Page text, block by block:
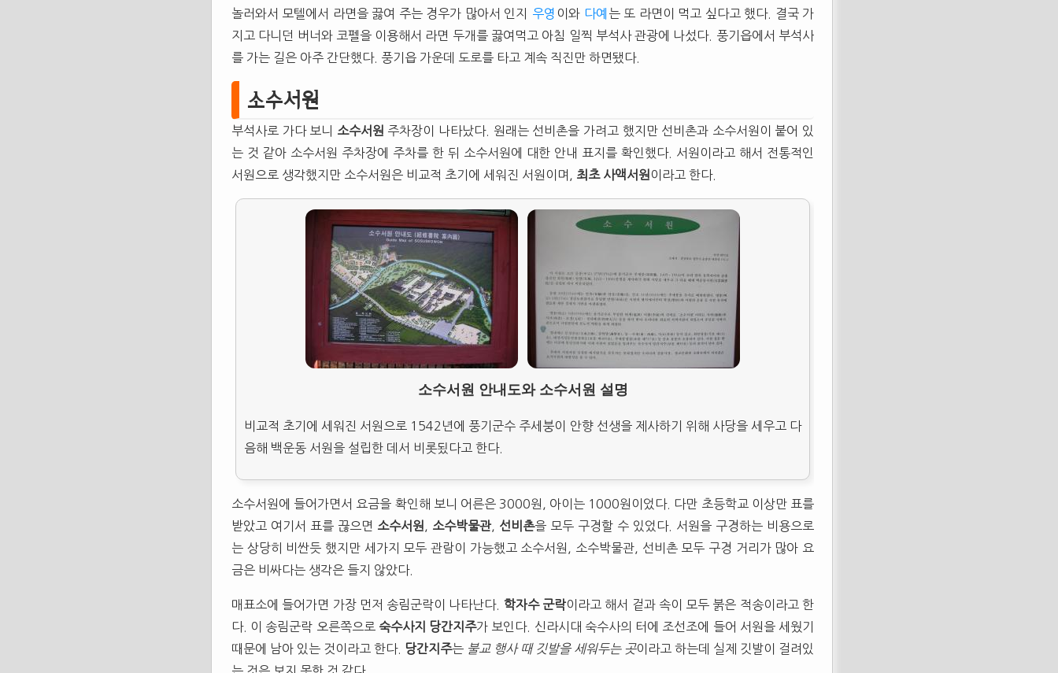
놀러와서 모텔에서 라면을 끓여 주는 경우가 많아서 인지 우영 이와 다예 는 또 라면이 먹고 싶다고 했다. 결국 가
지고 다니던 버너와 코펠을 이용해서 라면 두개를 끓여먹고 아침 일찍 부석사 관광에 나섰다. 풍기읍에서 부석사
를 가는 길은 아주 간단했다. 풍기읍 가운데 도로를 타고 계속 직진만 하면됐다.
소수서원
부석사로 가다 보니 소수서원 주차장이 나타났다. 원래는 선비촌을 가려고 했지만 선비촌과 소수서원이 붙어 있
는 것 같아 소수서원 주차장에 주차를 한 뒤 소수서원에 대한 안내 표지를 확인했다. 서원이라고 해서 전통적인
서원으로 생각했지만 소수서원은 비교적 초기에 세워진 서원이며, 최초 사액서원 이라고 한다.
소수서원 안내도와 소수서원 설명
비교적 초기에 세워진 서원으로 1542년에 풍기군수 주세붕이 안향 선생을 제사하기 위해 사당을 세우고 다
음해 백운동 서원을 설립한 데서 비롯됬다고 한다.
소수서원에 들어가면서 요금을 확인해 보니 어른은 3000원, 아이는 1000원이었다. 다만 초등학교 이상만 표를
받았고 여기서 표를 끊으면 소수서원 소수박물관, 선비촌을 모두 구경할 수 있었다. 서원을 구경하는 비용으로
는 상당히 비싼듯 했지만 세가지 모두 관람이 가능했고 소수서원, 소수박물관, 선비촌 모두 구경 거리가 많아 요
금은 비싸다는 생각은 들지 않았다.
매표소에 들어가면 가장 먼저 송림군락이 나타난다. 학자수 군락이라고 해서 겉과 속이 모두 붉은 적송이라고 한
다. 이 송림군락 오른쪽으로 숙수사지 당간지주가 보인다. 신라시대 숙수사의 터에 조선조에 들어 서원을 세웠기
때문에 남아 있는 것이라고 한다.
당간지주는 불교 행사 때 깃발을 세워두는 곳이라고 하는데 실제 깃발이 걸려있